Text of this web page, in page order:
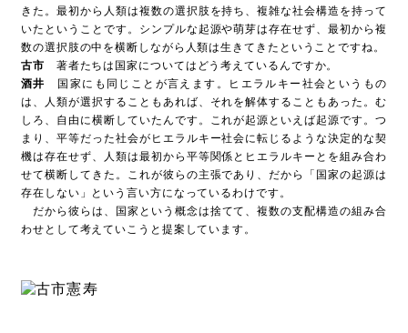
きた。最初から人類は複数の選択肢を持ち、複雑な社会構造を持って
いたということです。シンプルな起源や萌芽は存在せず、最初から複
数の選択肢の中を横断しながら人類は生きてきたということですね。
古市 著者たちは国家についてはどう考えているんですか。
酒井
国家にも同じことが言えます。ヒエラルキー社会というもの
は、人類が選択することもあれば、それを解体することもあった。む
しろ、自由に横断していたんです。これが起源といえば起源です。つ
まり、平等だった社会がヒエラルキー社会に転じるような決定的な契
機は存在せず、人類は最初から平等関係とヒエラルキーとを組み合わ
せて横断してきた。これが彼らの主張であり、だから「国家の起源は
存在しない」という言い方になっているわけです。
だから彼らは、国家という概念は捨てて、複数の支配構造の組み合
わせとして考えていこうと提案しています。